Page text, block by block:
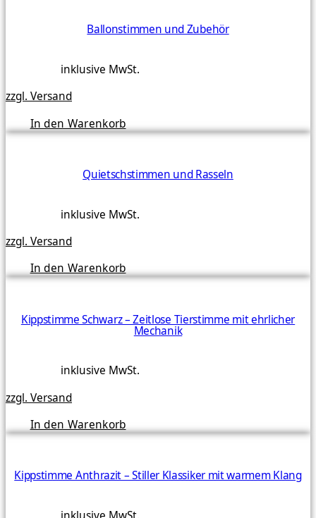
Ballonstimmen und Zubehör
inklusive MwSt.
zzgl. Versand
In den Warenkorb
Quietschstimmen und Rasseln
inklusive MwSt.
zzgl. Versand
In den Warenkorb
Kippstimme Schwarz – Zeitlose Tierstimme mit ehrlicher
Mechanik
inklusive MwSt.
zzgl. Versand
In den Warenkorb
Kippstimme Anthrazit – Stiller Klassiker mit warmem Klang